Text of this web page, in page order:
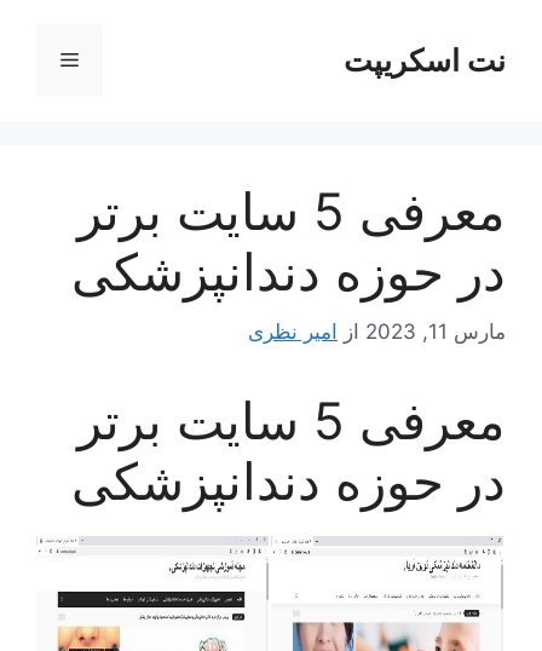
محتوانت اسکریپت فهرست
معرفی 5 سایت برتر
در حوزه دندانپزشکی
مارس 11, 2023 از امیر نظری
معرفی 5 سایت برتر
در حوزه دندانپزشکی